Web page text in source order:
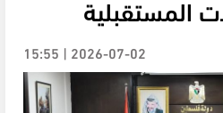
المستقبلية
2026-07-02 | 15:55